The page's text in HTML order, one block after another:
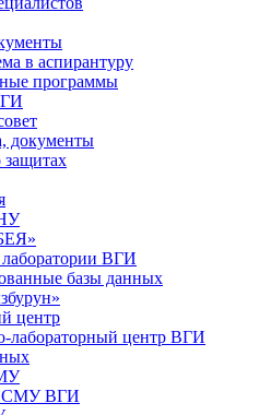
в аспирантуру
программы
документы
защитах
ВГИ
базы данных
центр
лабораторный центр ВГИ
СМУ ВГИ